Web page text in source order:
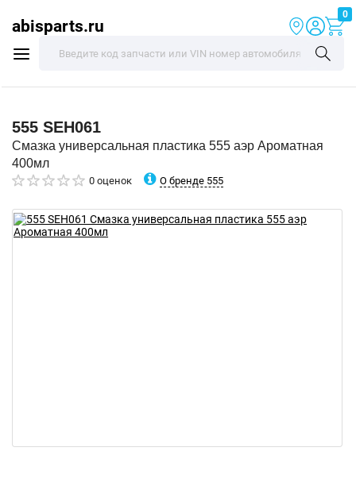
abisparts.ru
0
555 SEH061
Смазка универсальная пластика 555 аэр Ароматная
400мл
0 оценок О бренде 555